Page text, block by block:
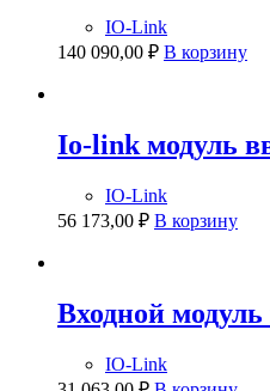
IO-Link
140 090,00 ₽ В корзину
Io-link модуль
IO-Link
56 173,00 ₽ В корзину
Входной
IO-Link